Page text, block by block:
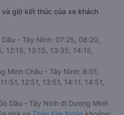
giờ kết thúc của xe khách
- Tây Ninh: 07:25, 08:20,
12:15, 13:15, 13:35, 14:15,
Minh Châu - Tây Ninh: 8:01,
12:51, 13:51, 14:11, 14:51,
Dầu - Tây Ninh đi Dương Minh